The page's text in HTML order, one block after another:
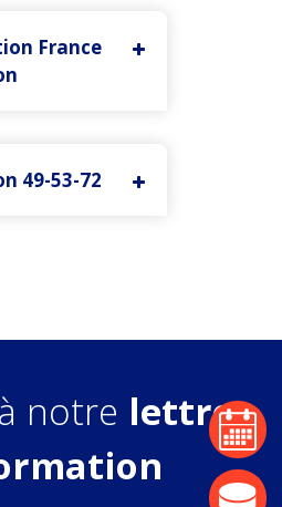
agenda
France
22 20. Mail :
49-53-72
/
notre lettre